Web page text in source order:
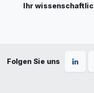
Ihr
Folgen Sie uns